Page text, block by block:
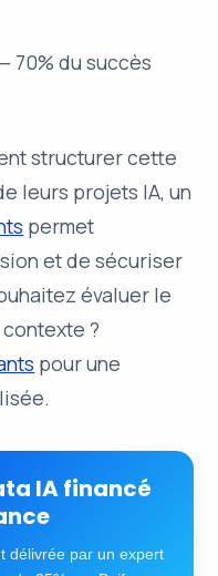
70% du succès
structurer cette
leurs projets IA, un
permet
et de sécuriser
évaluer le
?
pour une
IA financé
délivrée par un expert